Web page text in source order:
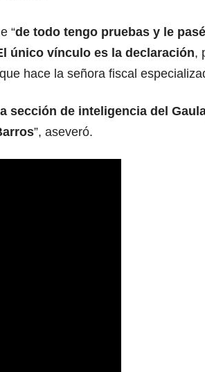
“de todo tengo pruebas y le
único vínculo es la declaración,
hace la señora fiscal
sección de inteligencia del
”, aseveró.